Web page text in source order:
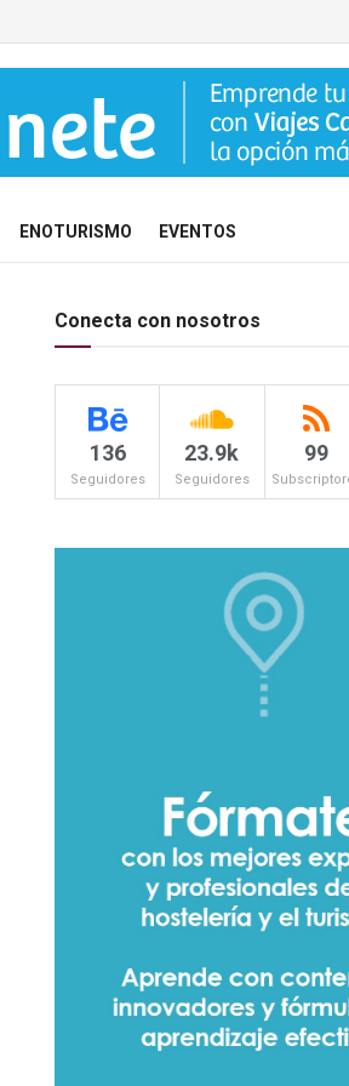
ENOTURISMO EVENTOS
Conecta con nosotros
136
Seguidores
23.9k
Seguidores
99